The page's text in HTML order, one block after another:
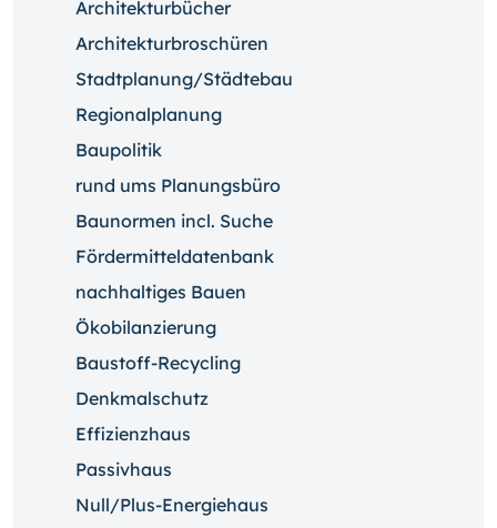
Architekturbücher
Architekturbroschüren
Stadtplanung/Städtebau
Regionalplanung
Baupolitik
rund ums Planungsbüro
Baunormen incl. Suche
Fördermitteldatenbank
nachhaltiges Bauen
Ökobilanzierung
Baustoff-Recycling
Denkmalschutz
Effizienzhaus
Passivhaus
Null/Plus-Energiehaus